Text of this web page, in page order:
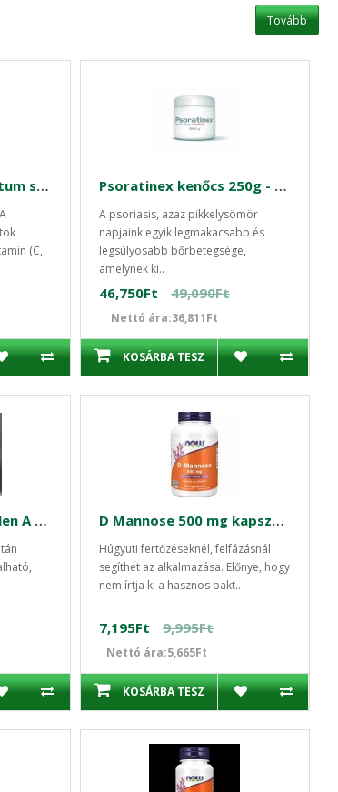
Tovább
Céklapor koncentrátum sárgarépával 250 g -Instant magyar termék
(C,
Psoratinex kenőcs 250g - Pikkelysömör kezelése
A psoriasis, azaz pikkelysömör
napjaink egyik legmakacsabb és
legsúlyosabb bőrbetegsége,
amelynek ki..
46,750Ft 49,090Ft
Nettó ára:36,811Ft
KOSÁRBA TESZ
Hajszesz hajhullás ellen A Zeta 2 16db D Mannose 500 mg kapszula 120 db Now
Húgyuti fertőzéseknél, felfázásnál
segíthet az alkalmazása. Előnye, hogy
nem írtja ki a hasznos bakt..
7,195Ft 9,995Ft
Nettó ára:5,665Ft
KOSÁRBA TESZ